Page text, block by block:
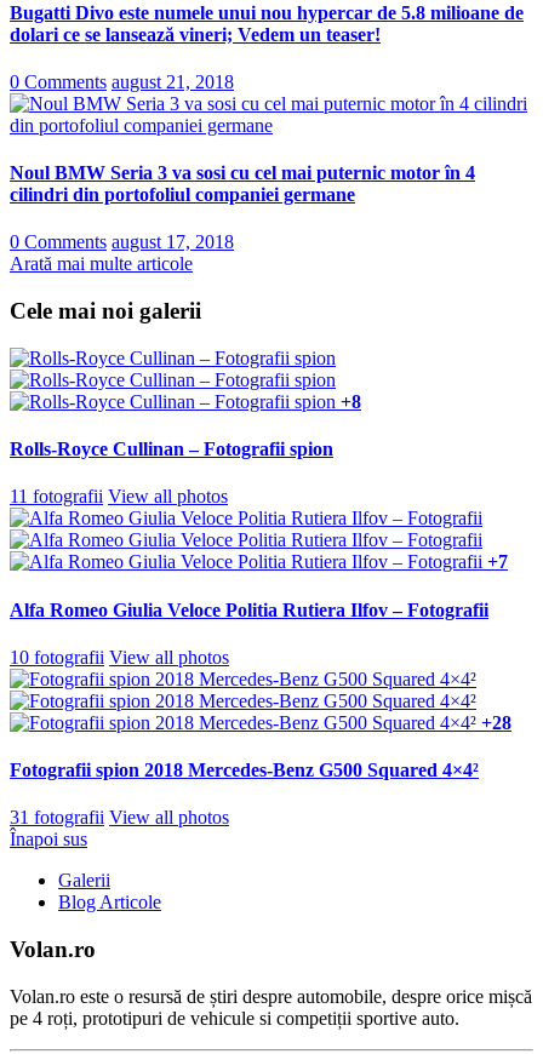
Bugatti Divo este numele unui nou hypercar de 5.8 milioane de
dolari ce se lansează vineri; Vedem un teaser!
0 Comments august 21, 2018
Noul BMW Seria 3 va sosi cu cel mai puternic motor în 4
cilindri din portofoliul companiei germane
0 Comments august 17, 2018
Arată mai multe articole
Cele mai noi galerii
+8
Rolls-Royce Cullinan – Fotografii spion
11 fotografii View all photos
+7
Alfa Romeo Giulia Veloce Politia Rutiera Ilfov – Fotografii
10 fotografii View all photos
+28
Fotografii spion 2018 Mercedes-Benz G500 Squared 4×4²
31 fotografii View all photos
Înapoi sus
Galerii
Blog Articole
Volan.ro
Volan.ro este o resursă de știri despre automobile, despre orice mișcă
pe 4 roți, prototipuri de vehicule si competiții sportive auto.